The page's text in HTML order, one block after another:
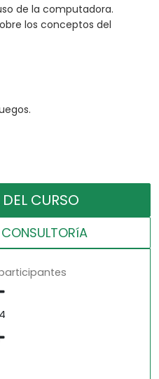
de la computadora.
los conceptos del
CURSO